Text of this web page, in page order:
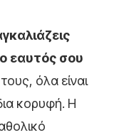
εαυτός σου
όλα είναι
κορυφή. H